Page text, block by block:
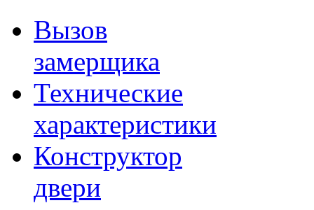
Вызов
замерщика
Технические
характеристики
Конструктор
двери